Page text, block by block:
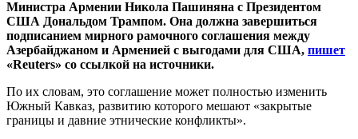
Министра Армении Никола Пашиняна с Президентом
США Дональдом Трампом. Она должна завершиться
подписанием мирного рамочного соглашения между
Азербайджаном и Арменией с выгодами для США, пишет
«Reuters» со ссылкой на источники.
По их словам, это соглашение может полностью изменить
Южный Кавказ, развитию которого мешают «закрытые
границы и давние этнические конфликты».